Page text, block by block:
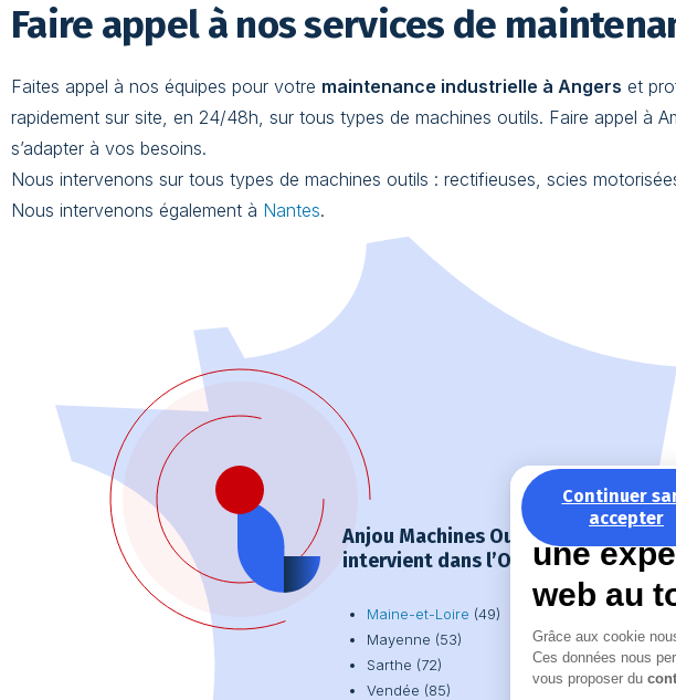
Continuer
accepter
La
une
web au
Grâce aux cookie
Ces données nous
vous proposer du
Faire appel à nos services de
Faites appel à nos équipes pour votre maintenance industrielle à Angers et
rapidement sur site, en 24/48h, sur tous types de machines outils. Faire appel à
s’adapter à vos besoins.
Nous intervenons sur tous types de machines outils : rectifieuses, scies
Nous intervenons également à Nantes.
Anjou Machines Outils
intervient dans l’Ouest de la France
Maine-et-Loire (49)
Mayenne (53)
Sarthe (72)
Vendée (85)
Loire-
Morbihan (56)
Indre-et-Loire